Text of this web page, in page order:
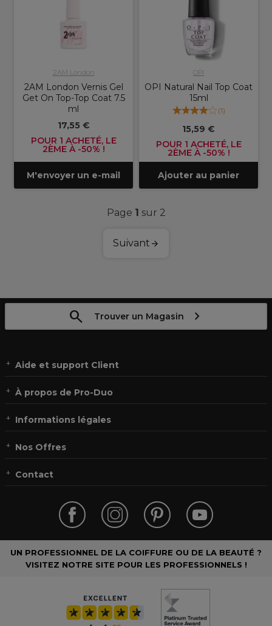
2AM London
2AM London Vernis Gel
Get On Top-Top Coat 7.5
ml
17,55 €
POUR 1 ACHETÉ, LE
2ÈME À -50% !
M'envoyer un e-mail
OPI
OPI Natural Nail Top Coat
15ml
(1)
15,59 €
POUR 1 ACHETÉ, LE
2ÈME À -50% !
Ajouter au panier
Page 1 sur 2
Suivant
Trouver un Magasin
Aide et support Client
À propos de Pro-Duo
Informations légales
Nos Offres
Contact
UN PROFESSIONNEL DE LA COIFFURE OU DE LA BEAUTÉ ?
VISITEZ NOTRE SITE POUR LES PROFESSIONNELS !